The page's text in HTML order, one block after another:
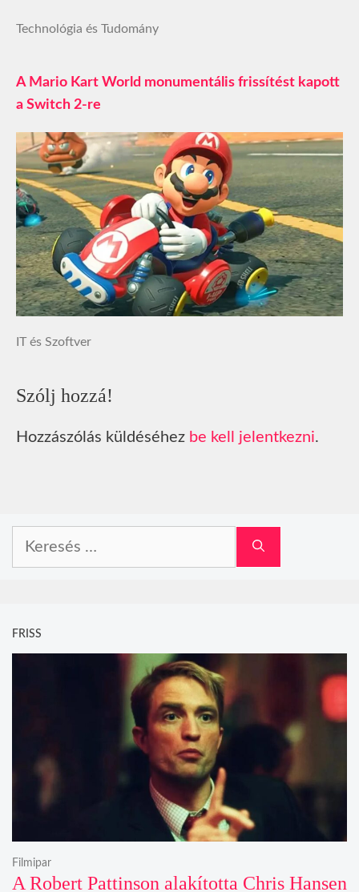
Technológia és Tudomány
A Mario Kart World monumentális frissítést kapott
a Switch 2-re
IT és Szoftver
Szólj hozzá!
Hozzászólás küldéséhez be kell jelentkezni.
FRISS
A Robert Pattinson alakította Chris Hansen
Filmipar